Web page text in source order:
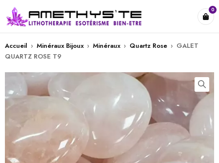
0
Accueil › Minéraux Bijoux › Minéraux › Quartz Rose › GALET
QUARTZ ROSE T9